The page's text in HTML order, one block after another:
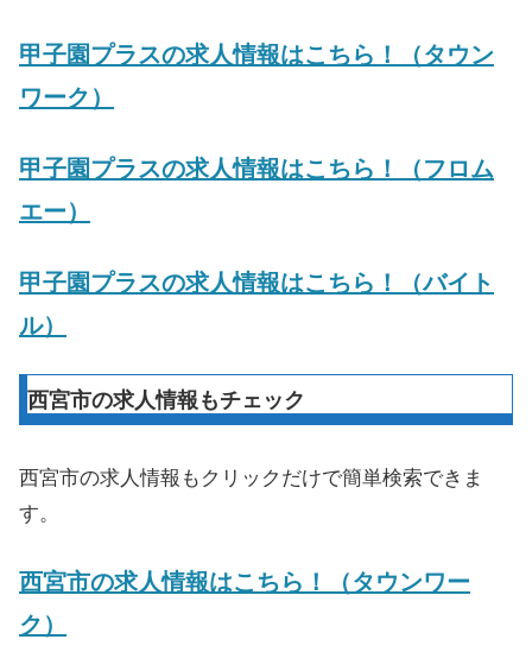
甲子園プラスの求人情報はこちら！（タウン
ワーク）
甲子園プラスの求人情報はこちら！（フロム
エー）
甲子園プラスの求人情報はこちら！（バイト
ル）
西宮市の求人情報もチェック
西宮市の求人情報もクリックだけで簡単検索できま
す。
西宮市の求人情報はこちら！（タウンワー
ク）